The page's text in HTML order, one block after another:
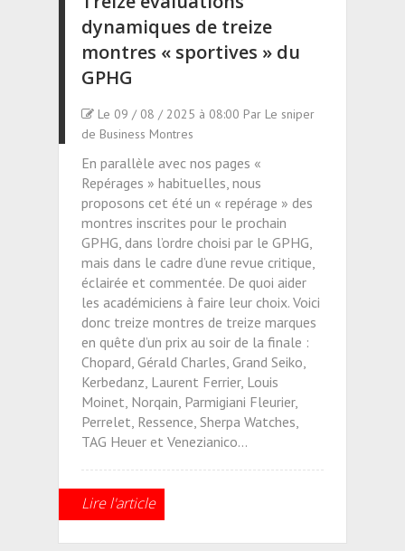
dynamiques de treize
montres « sportives » du
GPHG
Le 09 / 08 / 2025 à 08:00 Par Le sniper
de Business Montres
En parallèle avec nos pages «
Repérages » habituelles, nous
proposons cet été un « repérage » des
montres inscrites pour le prochain
GPHG, dans l’ordre choisi par le GPHG,
mais dans le cadre d’une revue critique,
éclairée et commentée. De quoi aider
les académiciens à faire leur choix. Voici
donc treize montres de treize marques
en quête d’un prix au soir de la finale :
Chopard, Gérald Charles, Grand Seiko,
Kerbedanz, Laurent Ferrier, Louis
Moinet, Norqain, Parmigiani Fleurier,
Perrelet, Ressence, Sherpa Watches,
TAG Heuer et Venezianico…
Lire l'article